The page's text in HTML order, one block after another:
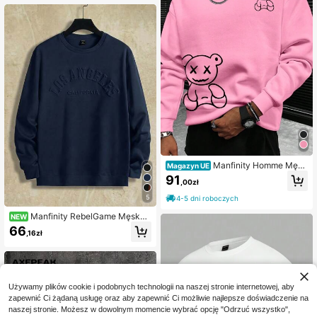
5
NEW Manfinity RebelGame Męska
casualowa dzianinowa bluza z dług
im rękawem, elastyczna, z tłoczon
66,16zł
Magazyn UE Manfinity Homme Męsk
a bluza z nadrukiem niedźwiedzia,
z długim rękawem i okrągłym dekol
tem, z nadrukiem, na wyjście, dla pr
zyjaciół, męża, chłopaka, na preze
nt, na różową odzież uliczną, na jes
91 ,00zł
4-5 dni roboczych
Używamy plików cookie i podobnych technologii na naszej stronie internetowej, aby
zapewnić Ci żądaną usługę oraz aby zapewnić Ci możliwie najlepsze doświadczenie na
naszej stronie. Możesz w dowolnym momencie wybrać opcję "Odrzuć wszystko",